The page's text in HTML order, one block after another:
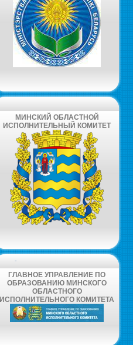
МИНСКИЙ ОБЛАСТНОЙ
ИСПОЛНИТЕЛЬНЫЙ КОМИТЕТ
-
ГЛАВНОЕ УПРАВЛЕНИЕ ПО
ОБРАЗОВАНИЮ МИНСКОГО
ОБЛАСТНОГО
ИСПОЛНИТЕЛЬНОГО КОМИТЕТА